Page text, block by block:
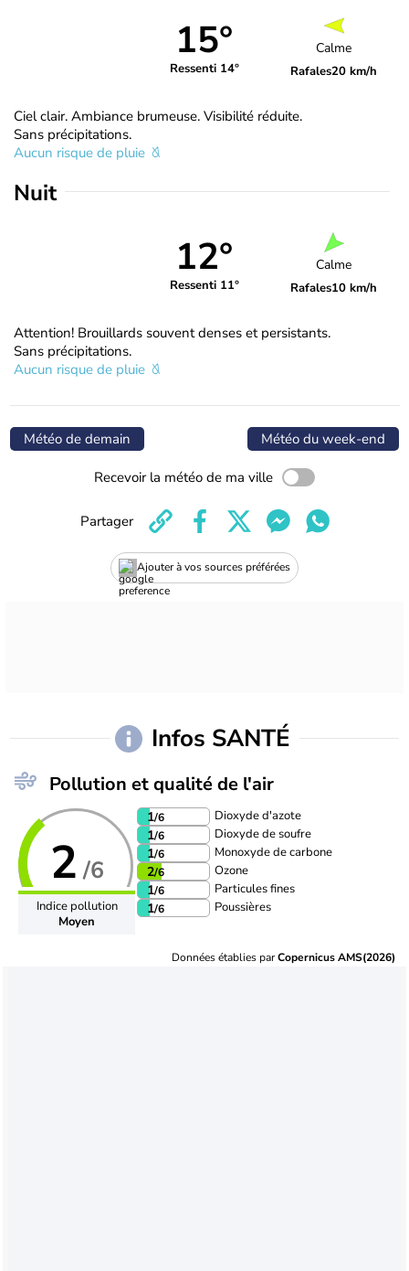
15°
Ressenti 14°
Calme
Rafales20 km/h
Ciel clair. Ambiance brumeuse. Visibilité réduite.
Sans précipitations.
Aucun risque de pluie
Nuit
12°
Ressenti 11°
Calme
Rafales10 km/h
Attention! Brouillards souvent denses et persistants.
Sans précipitations.
Aucun risque de pluie
Météo de demain Météo du week-end
Recevoir la météo de ma ville
Ajouter à vos sources préférées
Partager
Infos SANTÉ
Pollution et qualité de l'air
2 /6
Indice pollution
Moyen
1/6 Dioxyde d'azote
1/6 Dioxyde de soufre
1/6 Monoxyde de carbone
2/6 Ozone
1/6 Particules fines
1/6 Poussières
Données établies parCopernicus AMS(2026)